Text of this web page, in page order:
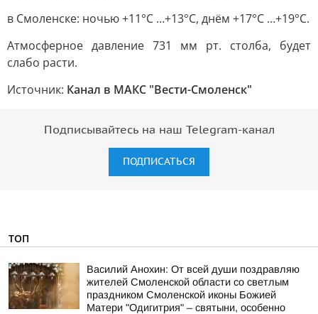
в Смоленске: ночью +11°С …+13°С, днём +17°С …+19°С.
Атмосферное давление 731 мм рт. столба, будет
слабо расти.
Источник: Канал в МАКС "Вести-Смоленск"
Подписывайтесь на наш Telegram-канал
ПОДПИСАТЬСЯ
ТОП
Василий Анохин: От всей души поздравляю
жителей Смоленской области со светлым
праздником Смоленской иконы Божией
Матери "Одигитрия" – святыни, особенно